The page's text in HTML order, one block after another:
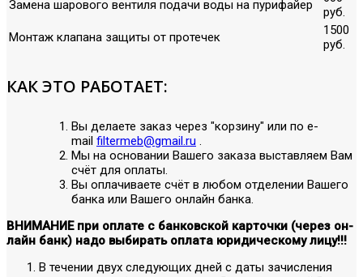
Замена шарового вентиля подачи воды на пурифайер
руб.
Монтаж клапана защиты от протечек
1500
руб.
КАК ЭТО РАБОТАЕТ:
Вы делаете заказ через "корзину" или по е-
mail filtermeb@gmail.ru .
Мы на основании Вашего заказа выставляем Вам
счёт для оплаты.
Вы оплачиваете счёт в любом отделении Вашего
банка или Вашего онлайн банка.
ВНИМАНИЕ при оплате с банковской карточки (через он-
лайн банк) надо выбирать оплата юридическому лицу!!!
В течении двух следующих дней с даты зачисления